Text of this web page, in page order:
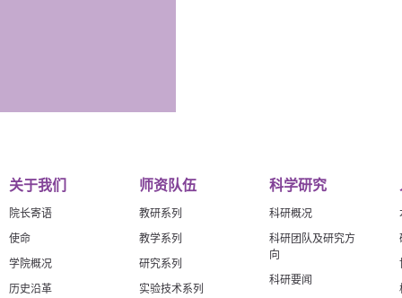
关于我们
院长寄语
使命
学院概况
历史沿革
师资队伍
教研系列
教学系列
研究系列
实验技术系列
科学研究
科研概况
科研团队及研究方
向
科研要闻